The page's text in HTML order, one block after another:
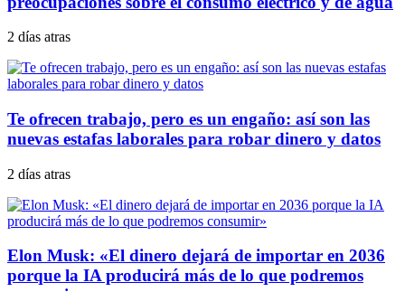
2 días atras
Te ofrecen trabajo, pero es un engaño: así son las
nuevas estafas laborales para robar dinero y datos
2 días atras
Elon Musk: «El dinero dejará de importar en 2036
porque la IA producirá más de lo que podremos